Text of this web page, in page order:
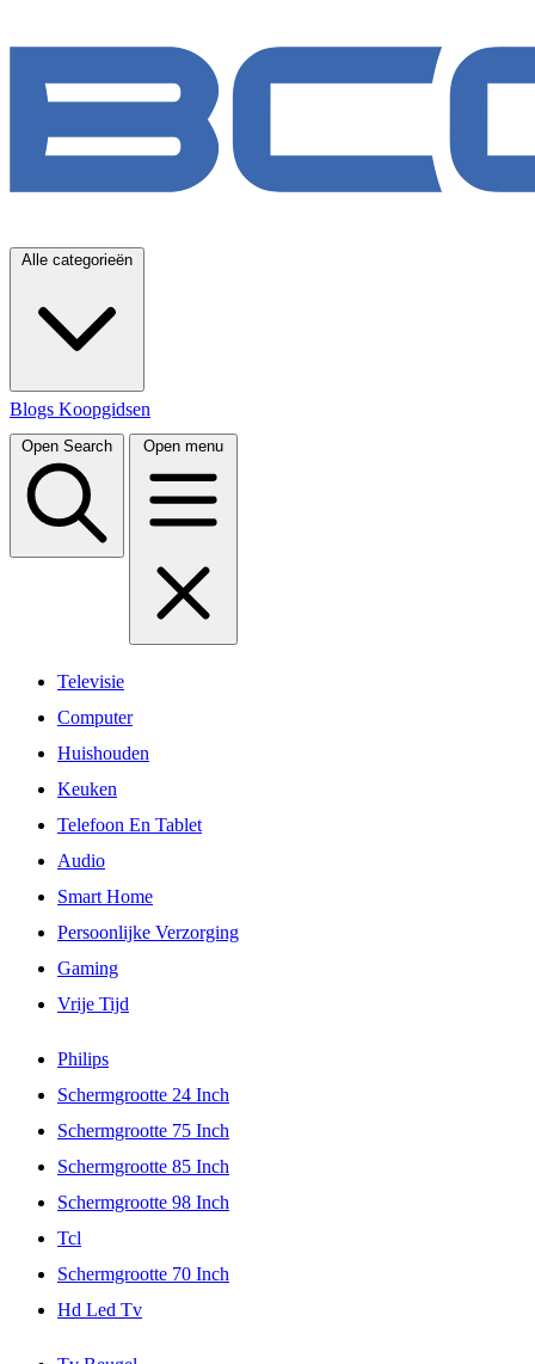
Alle categorieën
Blogs Koopgidsen
Open Search Open menu
Televisie
Computer
Huishouden
Keuken
Telefoon En Tablet
Audio
Smart Home
Persoonlijke Verzorging
Gaming
Vrije Tijd
Philips
Schermgrootte 24 Inch
Schermgrootte 75 Inch
Schermgrootte 85 Inch
Schermgrootte 98 Inch
Tcl
Schermgrootte 70 Inch
Hd Led Tv